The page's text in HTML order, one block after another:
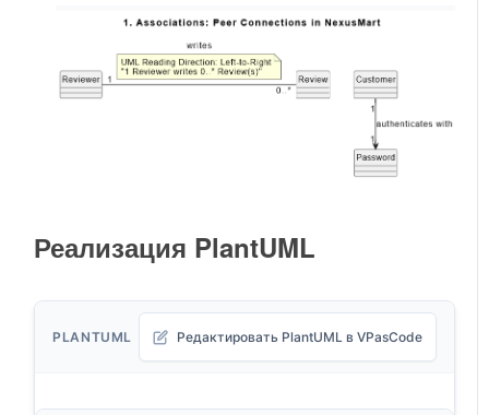
Реализация PlantUML
PLANTUML Редактировать PlantUML в VPasCode